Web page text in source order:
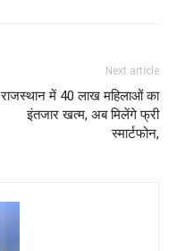
Next article
राजस्थान में 40 लाख महिलाओं का
इंतजार खत्म, अब मिलेंगे फ्री
स्मार्टफोन,